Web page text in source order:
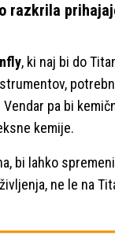
razkrila
, ki naj bi do
pa bi
kemije.
bi lahko
ne le na